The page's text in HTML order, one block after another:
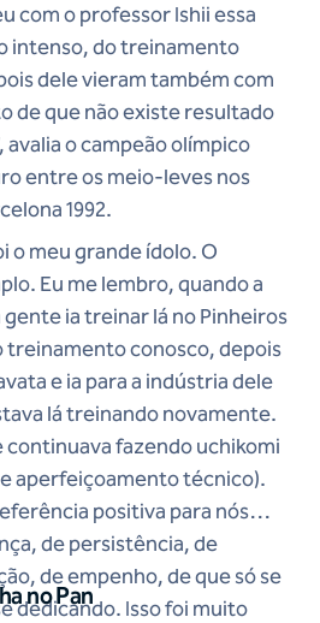
com o professor Ishii essa
intenso, do treinamento
dele vieram também com
de que não existe resultado
o campeão olímpico
entre os meio-leves nos
1992.
o meu grande ídolo. O
Eu me lembro, quando a
ia treinar lá no Pinheiros
treinamento conosco, depois
e ia para a indústria dele
lá treinando novamente.
fazendo uchikomi
aperfeiçoamento técnico).
positiva para nós
de persistência, de
de empenho, de que só se
dedicando. Isso foi muito
no Pan